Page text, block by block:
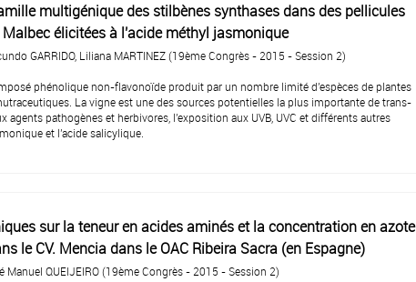
multigénique des stilbènes synthases dans des pellicules
élicitées à l'acide méthyl jasmonique
GARRIDO, Liliana MARTINEZ (19ème Congrès - 2015 - Session 2)
phénolique non-flavonoïde produit par un nombre limité d'espèces de plantes
La vigne est une des sources potentielles la plus importante de trans-
agents pathogènes et herbivores, l'exposition aux UVB, UVC et différents autres
et l'acide salicylique.
sur la teneur en acides aminés et la concentration en azote
le CV. Mencia dans le OAC Ribeira Sacra (en Espagne)
Manuel QUEIJEIRO (19ème Congrès - 2015 - Session 2)